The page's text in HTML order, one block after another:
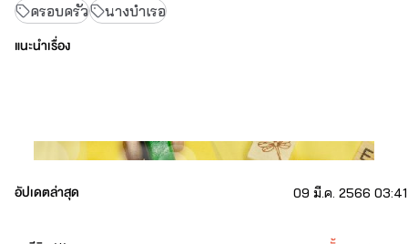
ครอบครัว
นางบำเรอ
แนะนำเรื่อง
อัปเดตล่าสุด 09 มี.ค. 2566